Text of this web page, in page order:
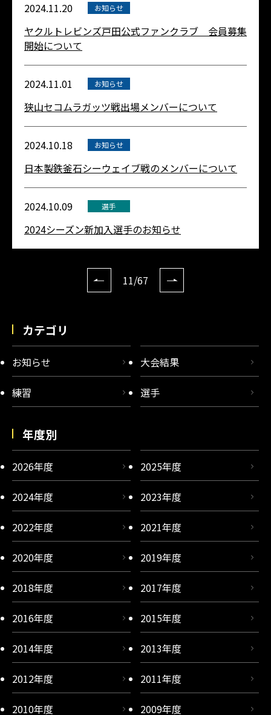
2024.11.20 お知らせ
ヤクルトレビンズ戸田公式ファンクラブ 会員募集
開始について
2024.11.01 お知らせ
狭山セコムラガッツ戦出場メンバーについて
2024.10.18 お知らせ
日本製鉄釜石シーウェイブ戦のメンバーについて
2024.10.09 選手
2024シーズン新加入選手のお知らせ
11/67
カテゴリ
お知らせ 大会結果
練習 選手
年度別
2026年度 2025年度
2024年度 2023年度
2022年度 2021年度
2020年度 2019年度
2018年度 2017年度
2016年度 2015年度
2014年度 2013年度
2012年度 2011年度
2010年度 2009年度